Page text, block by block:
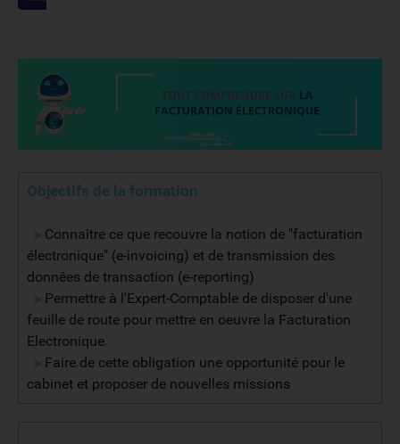
Objectifs de la formation
> Connaître ce que recouvre la notion de "facturation
électronique" (e-invoicing) et de transmission des
données de transaction (e-reporting)
> Permettre à l'Expert-Comptable de disposer d'une
feuille de route pour mettre en oeuvre la Facturation
Electronique
> Faire de cette obligation une opportunité pour le
cabinet et proposer de nouvelles missions